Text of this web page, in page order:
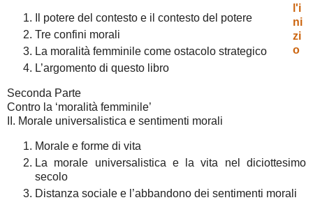
Il potere del contesto e il contesto del potere
Tre confini morali
La moralità femminile come ostacolo strategico
L’argomento di questo libro
Seconda Parte
Contro la ‘moralità femminile’
II. Morale universalistica e sentimenti morali
Morale e forme di vita
La morale universalistica e la vita nel diciottesimo
secolo
Distanza sociale e l’abbandono dei sentimenti morali